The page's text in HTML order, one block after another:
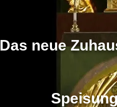
Das neue